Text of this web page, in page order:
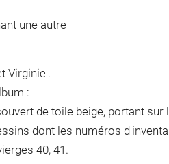
une autre
Virginie'.
:
de toile beige, portant sur
dont les numéros
40, 41.